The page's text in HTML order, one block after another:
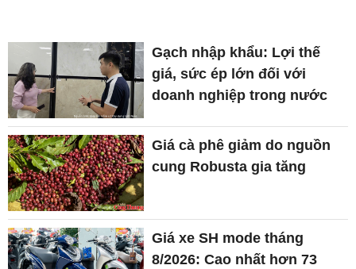
Gạch nhập khẩu: Lợi thế
giá, sức ép lớn đối với
doanh nghiệp trong nước
Giá cà phê giảm do nguồn
cung Robusta gia tăng
Giá xe SH mode tháng
8/2026: Cao nhất hơn 73